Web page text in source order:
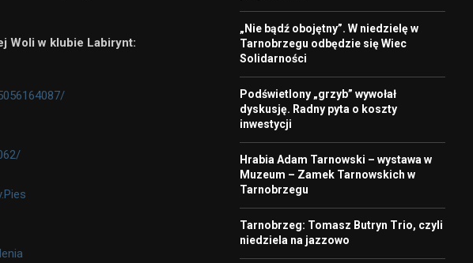
Woli w klubie Labirynt:
„Nie bądź obojętny”. W niedzielę w
Tarnobrzegu odbędzie się Wiec
Solidarności
Podświetlony „grzyb” wywołał
dyskusję. Radny pyta o koszty
inwestycji
Hrabia Adam Tarnowski – wystawa w
Muzeum – Zamek Tarnowskich w
Tarnobrzegu
Tarnobrzeg: Tomasz Butryn Trio, czyli
niedziela na jazzowo